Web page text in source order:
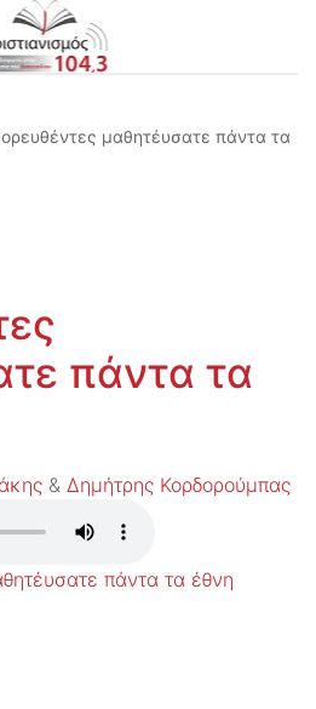
μαθητέυσατε πάντα τα
πάντα τα
& Δημήτρης Κορδορούμπας
πάντα τα έθνη